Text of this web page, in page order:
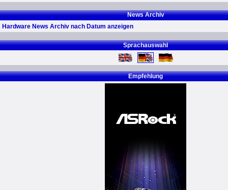
News Archiv
Hardware News Archiv nach Datum anzeigen
Sprachauswahl
Empfehlung